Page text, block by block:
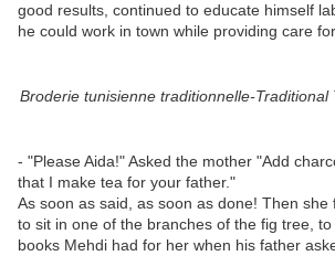
good results, continued to educate himself
he could work in town while providing care
Broderie tunisienne traditionnelle-Traditional
- "Please Aida!" Asked the mother "Add
that I make tea for your father."
As soon as said, as soon as done! Then she
to sit in one of the branches of the fig tree,
books Mehdi had for her when his father